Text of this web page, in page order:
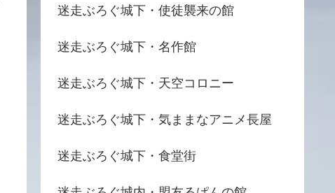
迷走ぶろぐ城下・使徒襲来の館
迷走ぶろぐ城下・名作館
迷走ぶろぐ城下・天空コロニー
迷走ぶろぐ城下・気ままなアニメ長屋
迷走ぶろぐ城下・食堂街